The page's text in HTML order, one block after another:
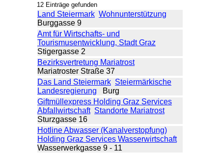
12 Einträge gefunden
Land Steiermark Wohnunterstützung
Burggasse 9
Amt für Wirtschafts- und
Tourismusentwicklung, Stadt Graz
Stigergasse 2
Bezirksvertretung Mariatrost
Mariatroster Straße 37
Das Land Steiermark Steiermärkische
Landesregierung Burg
Giftmüllexpress Holding Graz Services
Abfallwirtschaft Standorte Mariatrost
Sturzgasse 16
Hotline Abwasser (Kanalverstopfung)
Holding Graz Services Wasserwirtschaft
Wasserwerkgasse 9 - 11